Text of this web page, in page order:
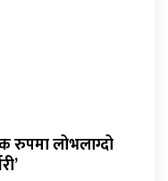
रुपमा लोभलाग्दो